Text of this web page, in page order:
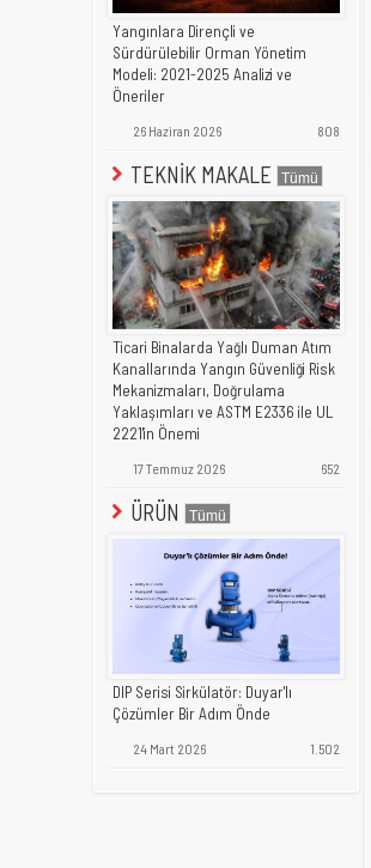
Yangınlara Dirençli ve
Sürdürülebilir Orman Yönetim
Modeli: 2021-2025 Analizi ve
Öneriler
26 Haziran 2026 808
TEKNİK MAKALE
Ticari Binalarda Yağlı Duman Atım
Kanallarında Yangın Güvenliği Risk
Mekanizmaları, Doğrulama
Yaklaşımları ve ASTM E2336 ile UL
2221'in Önemi
17 Temmuz 2026 652
ÜRÜN
DIP Serisi Sirkülatör: Duyar'lı
Çözümler Bir Adım Önde
24 Mart 2026 1.502